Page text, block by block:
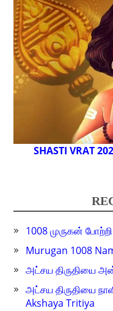
SHASTI VRAT
1008 முருகன்
Murugan 1008
அட்சய திருதியை
அட்சய திருதியை
Akshaya Tritiya